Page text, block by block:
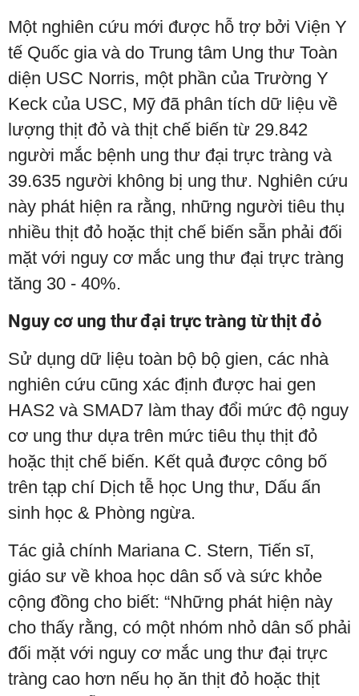
Một nghiên cứu mới được hỗ trợ bởi Viện Y
tế Quốc gia và do Trung tâm Ung thư Toàn
diện USC Norris, một phần của Trường Y
Keck của USC, Mỹ đã phân tích dữ liệu về
lượng thịt đỏ và thịt chế biến từ 29.842
người mắc bệnh ung thư đại trực tràng và
39.635 người không bị ung thư. Nghiên cứu
này phát hiện ra rằng, những người tiêu thụ
nhiều thịt đỏ hoặc thịt chế biến sẵn phải đối
mặt với nguy cơ mắc ung thư đại trực tràng
tăng 30 - 40%.
Nguy cơ ung thư đại trực tràng từ thịt đỏ
Sử dụng dữ liệu toàn bộ bộ gien, các nhà
nghiên cứu cũng xác định được hai gen
HAS2 và SMAD7 làm thay đổi mức độ nguy
cơ ung thư dựa trên mức tiêu thụ thịt đỏ
hoặc thịt chế biến. Kết quả được công bố
trên tạp chí Dịch tễ học Ung thư, Dấu ấn
sinh học & Phòng ngừa.
Tác giả chính Mariana C. Stern, Tiến sĩ,
giáo sư về khoa học dân số và sức khỏe
cộng đồng cho biết: “Những phát hiện này
cho thấy rằng, có một nhóm nhỏ dân số phải
đối mặt với nguy cơ mắc ung thư đại trực
tràng cao hơn nếu họ ăn thịt đỏ hoặc thịt